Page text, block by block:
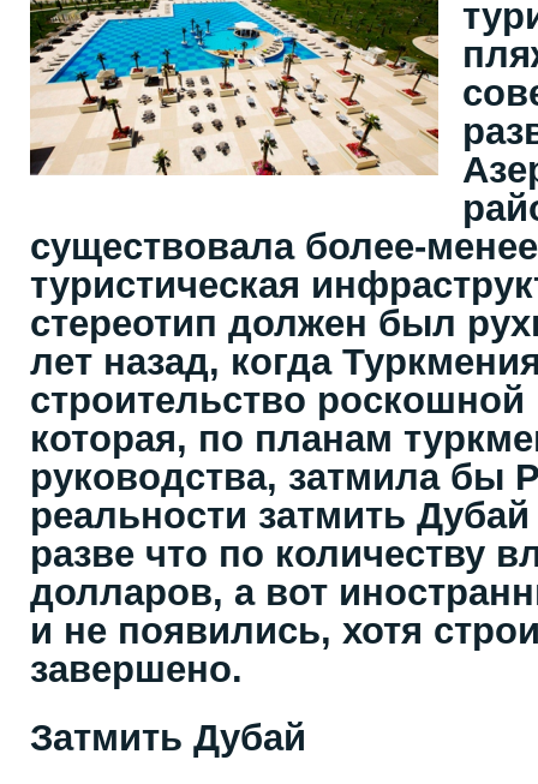
существовала более-
туристическая
стереотип должен был
лет назад, когда
строительство
которая, по планам
руководства, затмила бы
реальности затмить
разве что по количеству
долларов, а вот
и не появились, хотя
завершено.
Затмить Дубай